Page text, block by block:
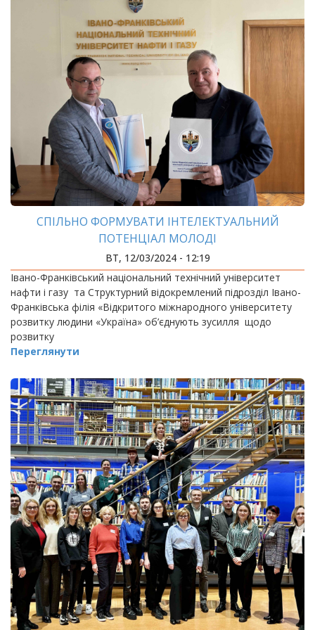
СПІЛЬНО ФОРМУВАТИ ІНТЕЛЕКТУАЛЬНИЙ
ПОТЕНЦІАЛ МОЛОДІ
ВТ, 12/03/2024 - 12:19
Івано-Франківський національний технічний університет
нафти і газу та Структурний відокремлений підрозділ Івано-
Франківська філія «Відкритого міжнародного університету
розвитку людини «Україна» об’єднують зусилля щодо
розвитку
Переглянути